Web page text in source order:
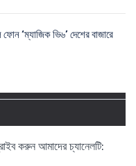
‘ম্যাজিক ভি৬’ দেশের বাজারে
করুন আমাদের চ্যানেলটি: